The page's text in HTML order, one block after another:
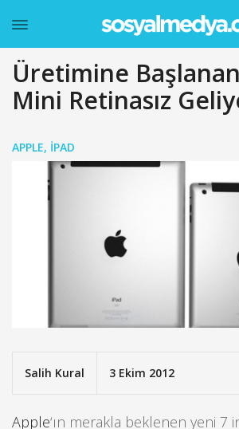
Üretimine
Mini Retinasız
APPLE, IPAD
Salih Kural 3 Ekim 2012
Apple‘ın merakla beklenen yeni 7